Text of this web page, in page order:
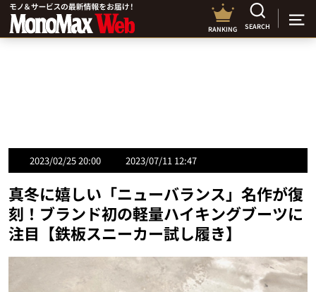
RANKING SEARCH
2023/02/25 20:00 2023/07/11 12:47
真冬に嬉しい「ニューバランス」名作が復
刻！ブランド初の軽量ハイキングブーツに
注目【鉄板スニーカー試し履き】